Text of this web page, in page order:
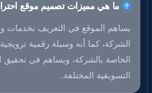
ما هي مميزات تصميم موقع
يساهم الموقع في التعريف بخدمات
الشركة، كما أنه وسيلة رقمية
الخاصة بالشركة، ويساهم في تحقيق
التسويقية المختلفة.